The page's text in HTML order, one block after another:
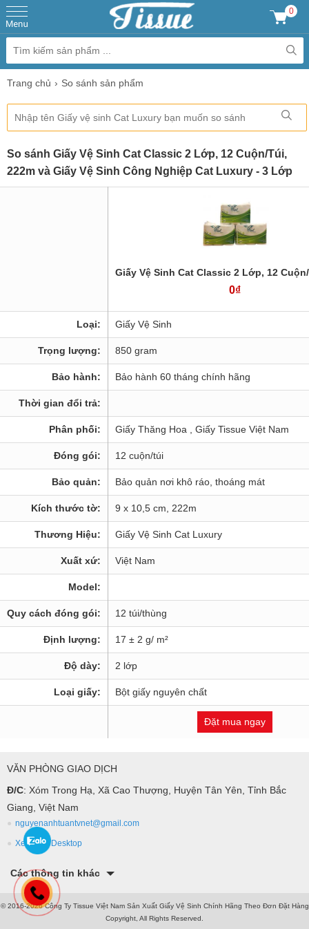
0
Trang chủ So sánh sản phẩm
So sánh Giấy Vệ Sinh Cat Classic 2 Lớp, 12 Cuộn/Túi,
222m và Giấy Vệ Sinh Công Nghiệp Cat Luxury - 3 Lớp
Giấy Vệ Sinh Cat Classic 2 Lớp, 12
0₫
Loại: Giấy Vệ Sinh
Trọng lượng: 850 gram
Bảo hành: Bảo hành 60 tháng chính hãng
Thời gian đổi trả:
Phân phối: Giấy Thăng Hoa , Giấy Tissue Việt Nam
Đóng gói: 12 cuộn/túi
Bảo quản: Bảo quản nơi khô ráo, thoáng mát
Kích thước tờ: 9 x 10,5 cm, 222m
Thương Hiệu: Giấy Vệ Sinh Cat Luxury
Xuất xứ: Việt Nam
Model:
Quy cách đóng gói: 12 túi/thùng
Định lượng: 17 ± 2 g/ m²
Độ dày: 2 lớp
Loại giấy: Bột giấy nguyên chất
Đặt mua ngay
VĂN PHÒNG GIAO DỊCH
Đ/C: Xóm Trong Hạ, Xã Cao Thượng, Huyện Tân Yên, Tỉnh Bắc
Giang, Việt Nam
nguyenanhtuantvnet@gmail.com
Xem bản Desktop
Các thông tin khác
© 2016-2026 Công Ty Tissue Việt Nam Sản Xuất Giấy Vệ Sinh Chính Hãng Theo Đơn Đặt Hàng
Copyright, All Rights Reserved.